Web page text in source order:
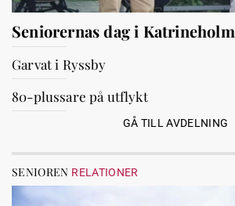
Seniorernas dag i Katrineholm
Garvat i Ryssby
80-plussare på utflykt
GÅ TILL AVDELNING
SENIOREN RELATIONER